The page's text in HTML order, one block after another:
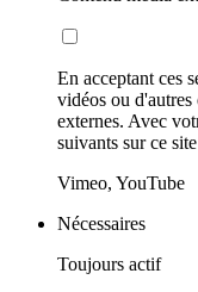
En acceptant ces
vidéos ou d'autres
externes. Avec
suivants sur ce
Vimeo, YouTube
Nécessaires
Toujours actif